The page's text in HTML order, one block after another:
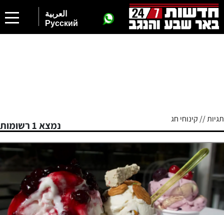
العربية
Русский
תגיות // קינוחי חג
נמצא 1 רשומות